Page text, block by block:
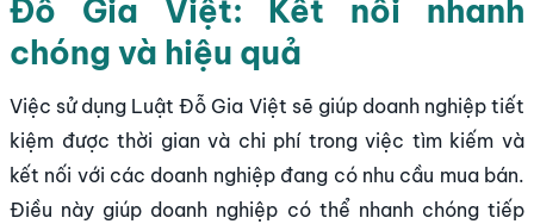
Đỗ Gia Việt: Kết nối nhanh
chóng và hiệu quả
Việc sử dụng Luật Đỗ Gia Việt sẽ giúp doanh nghiệp tiết
kiệm được thời gian và chi phí trong việc tìm kiếm và
kết nối với các doanh nghiệp đang có nhu cầu mua bán.
Điều này giúp doanh nghiệp có thể nhanh chóng tiếp